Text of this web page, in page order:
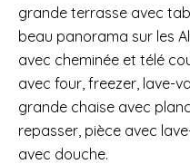
grande terrasse avec
beau panorama sur les
avec cheminée et télé
avec four, freezer, lave-
grande chaise avec
repasser, pièce avec
avec douche.